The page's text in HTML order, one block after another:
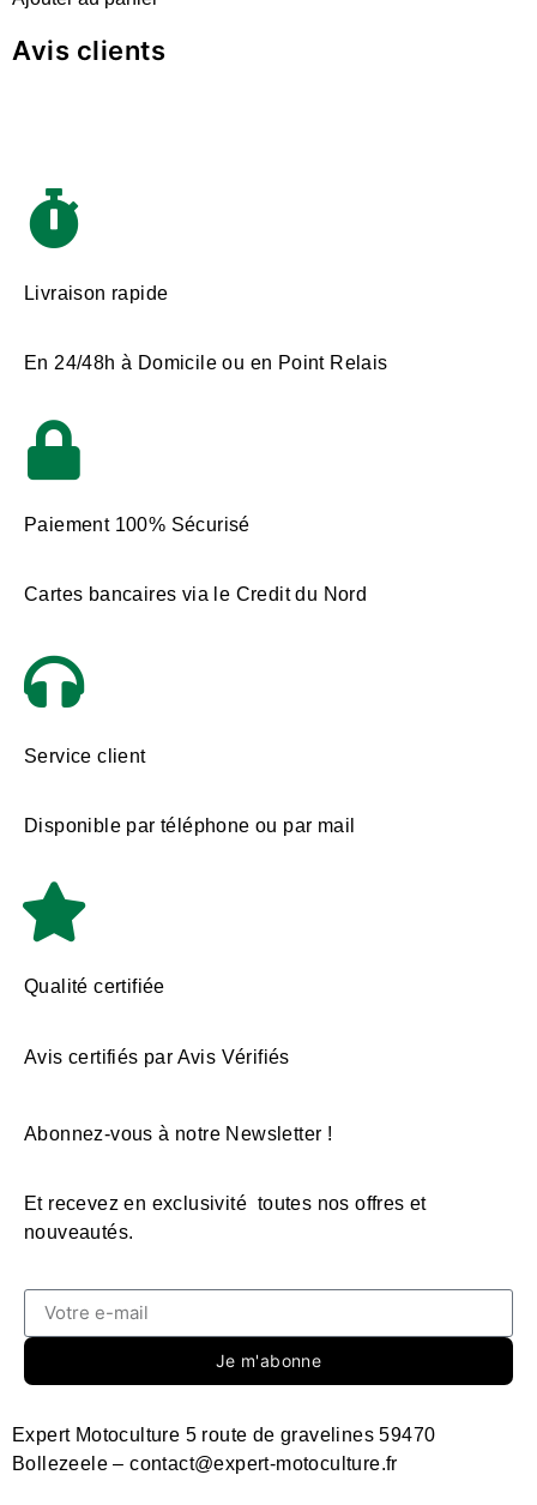
Avis clients
Livraison rapide
En 24/48h à Domicile ou en Point Relais
Paiement 100% Sécurisé
Cartes bancaires via le Credit du Nord
Service client
Disponible par téléphone ou par mail
Qualité certifiée
Avis certifiés par Avis Vérifiés
Abonnez-vous à notre Newsletter !
Et recevez en exclusivité toutes nos offres et
nouveautés.
Je m'abonne
Expert Motoculture 5 route de gravelines 59470
Bollezeele – contact@expert-motoculture.fr